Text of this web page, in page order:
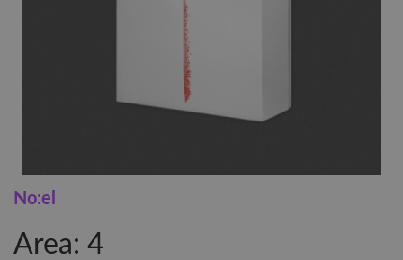
No:el
Area: 4